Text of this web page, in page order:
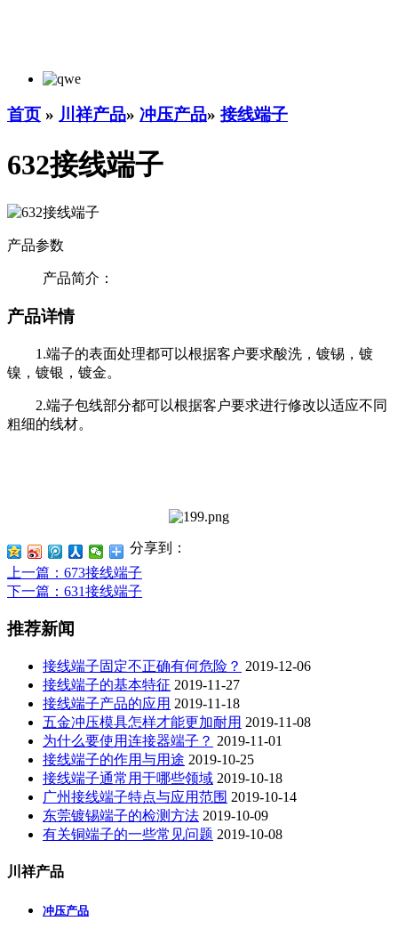
首页 » 川祥产品» 冲压产品» 接线端子
632接线端子
产品参数
产品简介：
产品详情
1.端子的表面处理都可以根据客户要求酸洗，镀锡，镀
镍，镀银，镀金。
2.端子包线部分都可以根据客户要求进行修改以适应不同
粗细的线材。
分享到：
上一篇 ：673接线端子
下一篇 ：631接线端子
推荐新闻
接线端子固定不正确有何危险？ 2019-12-06
接线端子的基本特征 2019-11-27
接线端子产品的应用 2019-11-18
五金冲压模具怎样才能更加耐用 2019-11-08
为什么要使用连接器端子？ 2019-11-01
接线端子的作用与用途 2019-10-25
接线端子通常用于哪些领域 2019-10-18
广州接线端子特点与应用范围 2019-10-14
东莞镀锡端子的检测方法 2019-10-09
有关铜端子的一些常见问题 2019-10-08
川祥产品
冲压产品